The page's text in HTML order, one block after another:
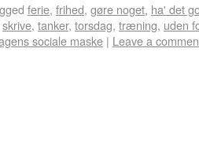
ferie, frihed, gøre noget, ha' det
skrive, tanker, torsdag, træning, uden
sociale maske | Leave a